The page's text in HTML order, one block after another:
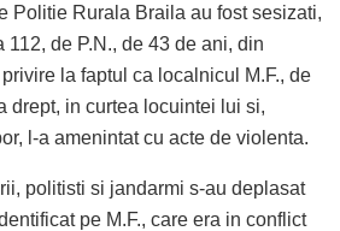
Politie Rurala Braila au fost sesizati,
de P.N., de 43 de ani, din
la faptul ca localnicul M.F., de
drept, in curtea locuintei lui si,
l-a amenintat cu acte de violenta.
politisti si jandarmi s-au deplasat
pe M.F., care era in conflict